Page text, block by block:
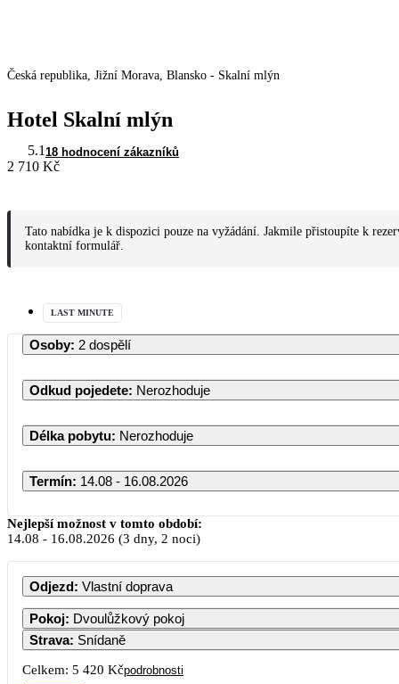
Česká republika, Jižní Morava, Blansko - Skalní mlýn
Hotel Skalní mlýn
5.1 18 hodnocení zákazníků
2 710 Kč
Tato nabídka je k dispozici pouze na vyžádání. Jakmile přistoupíte k
kontaktní formulář.
LAST MINUTE
Osoby: 2 dospělí
Odkud pojedete: Nerozhoduje
Délka pobytu: Nerozhoduje
Termín: 14.08 - 16.08.2026
Srpen 2026
PO ÚT ST ČT PÁ SO
1
3 4 5 6 7 8
Nejlepší možnost v tomto období:
14.08 - 16.08.2026 (3 dny, 2 noci)
Odjezd: Vlastní doprava
Pokoj: Dvoulůžkový pokoj
Strava: Snídaně
Celkem: 5 420 Kčpodrobnosti